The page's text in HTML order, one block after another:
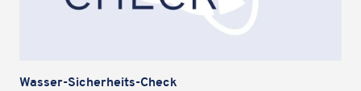
Wasser-Sicher­heits-Check